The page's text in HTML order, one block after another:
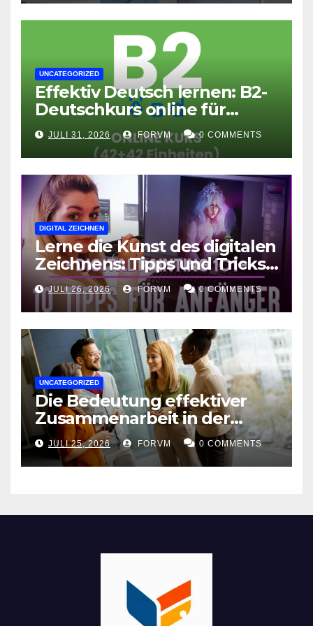
UNCATEGORIZED
Effektiv Deutsch lernen: B2-
Deutschkurs online für
Fortgeschrittene
JULI 31, 2026 FORVM 0 COMMENTS
DIGITAL ZEICHNEN
Lerne die Kunst des digitalen
Zeichnens: Tipps und Tricks
für kreative Ausdruckskunst
JULI 26, 2026 FORVM 0 COMMENTS
UNCATEGORIZED
Die Bedeutung effektiver
Zusammenarbeit in der
Arbeitswelt
JULI 25, 2026 FORVM 0 COMMENTS